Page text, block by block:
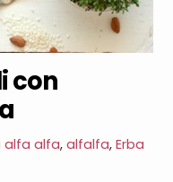
con
alfa alfa,alfalfa,Erba